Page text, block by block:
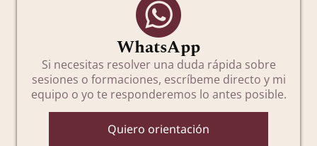
WhatsApp
Si necesitas resolver una duda rápida sobre
sesiones o formaciones, escríbeme directo y mi
equipo o yo te responderemos lo antes posible.
Quiero orientación